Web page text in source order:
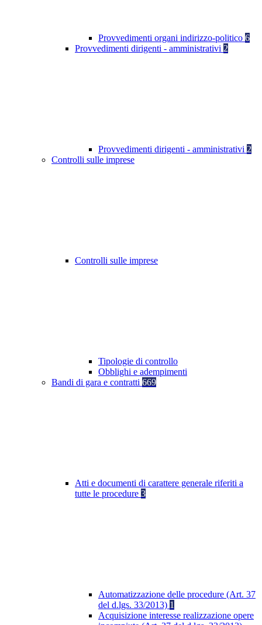
Provvedimenti organi indirizzo-politico 6
Provvedimenti dirigenti - amministrativi 2
Provvedimenti dirigenti - amministrativi 2
Controlli sulle imprese
Controlli sulle imprese
Tipologie di controllo
Obblighi e adempimenti
Bandi di gara e contratti 669
Atti e documenti di carattere generale riferiti a
tutte le procedure 3
Automatizzazione delle procedure (Art. 37
del d.lgs. 33/2013) 1
Acquisizione interesse realizzazione opere